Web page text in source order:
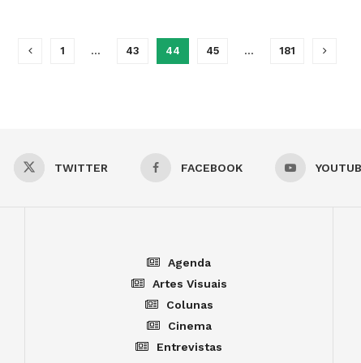
1 … 43 44 45 … 181
TWITTER FACEBOOK
Agenda
Artes Visuais
Colunas
Cinema
Entrevistas